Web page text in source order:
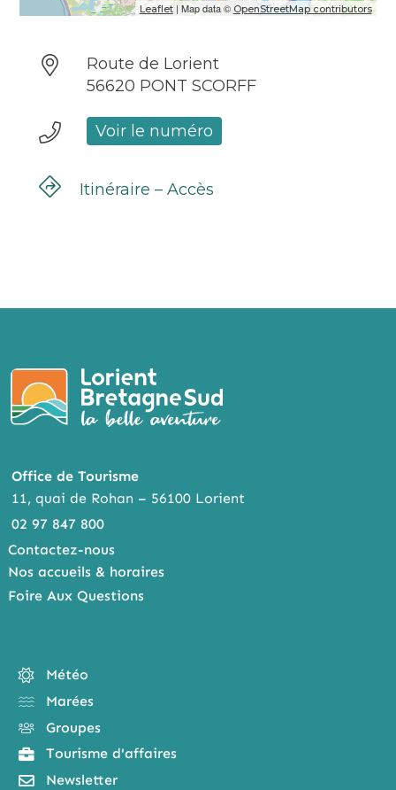
Leaflet| Map data © OpenStreetMap contributors
Route de Lorient
56620 PONT SCORFF
Voir le numéro
Itinéraire – Accès
Office de Tourisme
11, quai de Rohan – 56100 Lorient
02 97 847 800
Contactez-nous
Nos accueils & horaires
Foire Aux Questions
Météo
Marées
Groupes
Tourisme d'affaires
Newsletter